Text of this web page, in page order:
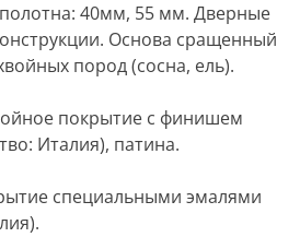
40мм, 55 мм. Дверные
Основа сращенный
пород (сосна, ель).
покрытие с финишем
Италия), патина.
специальными эмалями